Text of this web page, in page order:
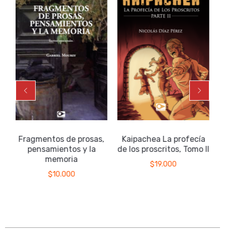
Fragmentos de prosas,
pensamientos y la
memoria
10.000
Kaipachea La profecía
de los proscritos, Tomo II
19.000